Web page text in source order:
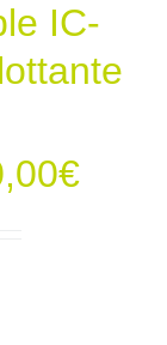
IC-
€Le